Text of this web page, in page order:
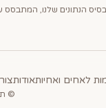
הנתונים שלנו, המתבסס
לאחים ואחיותאודות
©